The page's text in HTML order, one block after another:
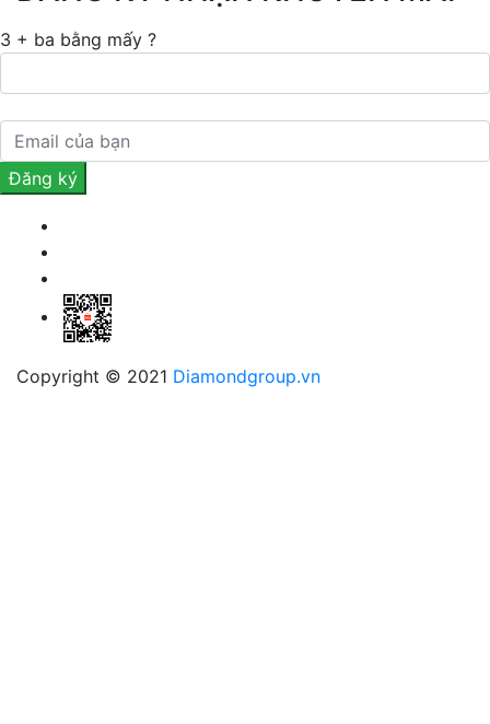
3 + ba bằng mấy ?
Copyright © 2021 Diamondgroup.vn